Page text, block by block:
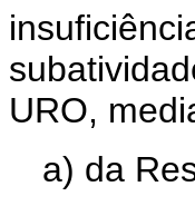
URO,
a) da